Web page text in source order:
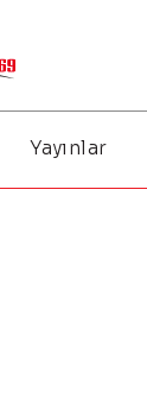
Yayınlar